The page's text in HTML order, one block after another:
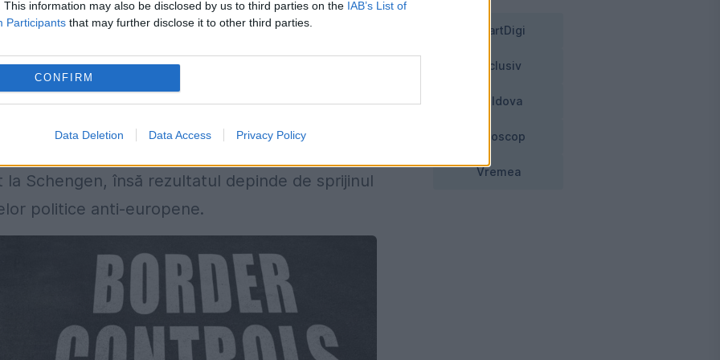
This information may also be disclosed by us to third parties on the IAB’s List of
Participants that may further disclose it to other third parties.
CONFIRM
Data Deletion Data Access Privacy Policy
un vot favorabil în perioada post-electorală,
în decembrie sau anul viitor, în funcție de
și pro-rusă ar putea bloca aderarea.
Schengen, însă rezultatul depinde de sprijinul
politice anti-europene.
SmartDigi
Exclusiv
Moldova
Horoscop
Vremea